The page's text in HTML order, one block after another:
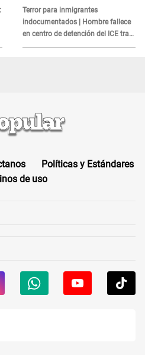
es?
Terror para inmigrantes
indocumentados | Hombre fallece
en centro de detención del ICE tras
sufrir una "emergencia médica"
Políticas y Estándares
de uso